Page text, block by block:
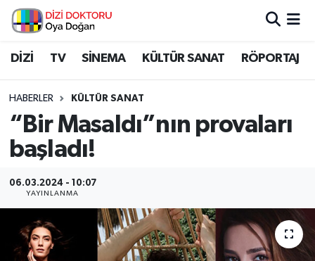
DİZİ TV SİNEMA KÜLTÜR SANAT RÖPORTAJ
HABERLER KÜLTÜR SANAT
“Bir Masaldı”nın provaları
başladı!
06.03.2024 - 10:07
YAYINLANMA
İstanbul Nöbetçi Eczaneler
İstanbul Namaz Vakitleri
İstanbul Trafik Yoğunluk Haritası
Süper Lig Puan Durumu ve Fikstür
Tüm Manşetler